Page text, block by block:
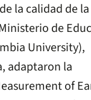
la calidad de la
de
University),
adaptaron la
of